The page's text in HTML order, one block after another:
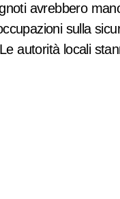
avrebbero
sulla
autorità locali